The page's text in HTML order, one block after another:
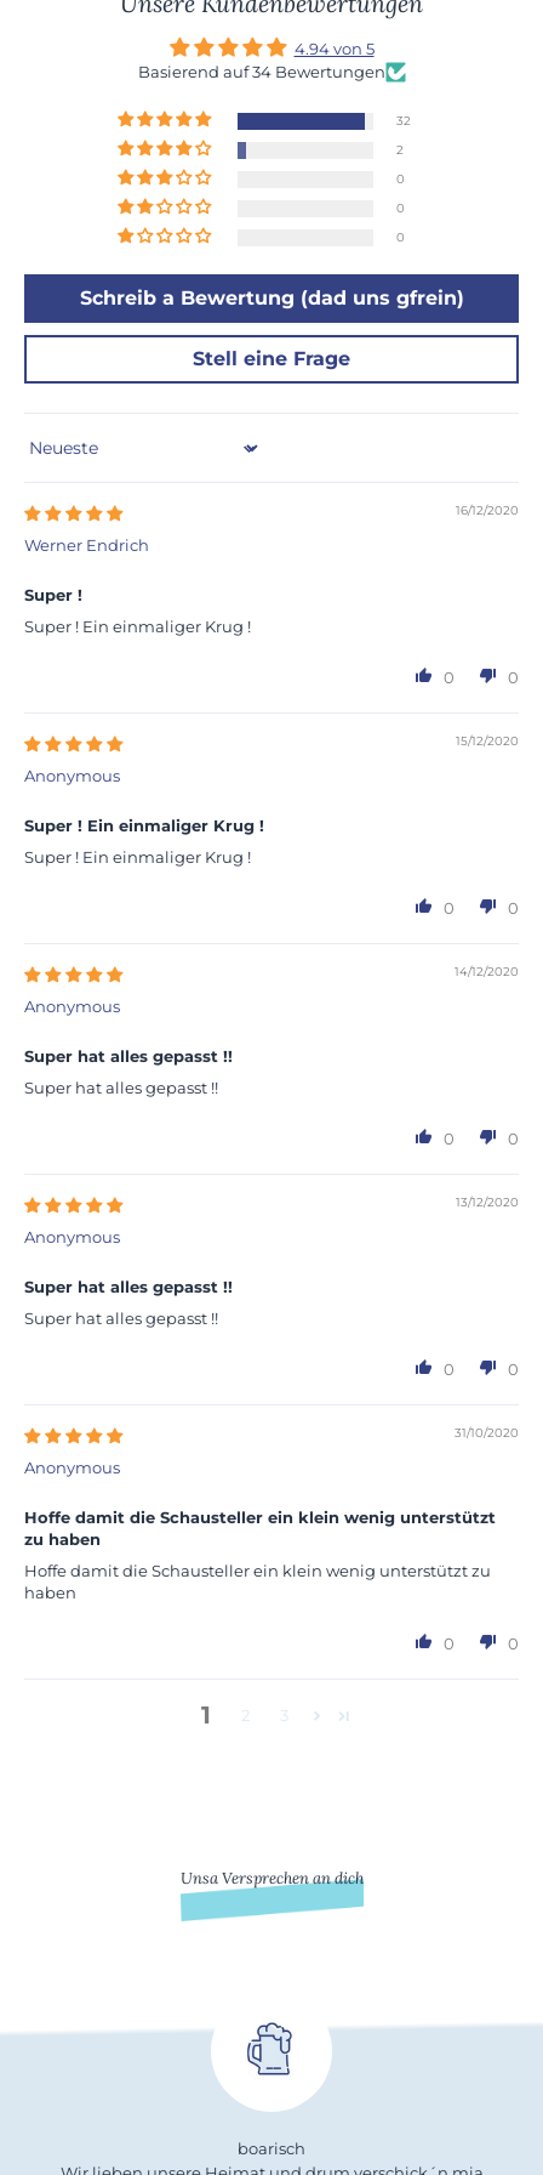
4.94 von 5
Basierend auf 34 Bewertungen
32
2
0
0
0
Schreib a Bewertung (dad uns gfrein)
Stell eine Frage
Sort by
16/12/2020
Werner Endrich
Super !
Super ! Ein einmaliger Krug !
0 0
15/12/2020
Anonymous
Super ! Ein einmaliger Krug !
Super ! Ein einmaliger Krug !
0 0
14/12/2020
Anonymous
Super hat alles gepasst !!
Super hat alles gepasst !!
0 0
13/12/2020
Anonymous
Super hat alles gepasst !!
Super hat alles gepasst !!
0 0
31/10/2020
Anonymous
Hoffe damit die Schausteller ein klein wenig unterstützt
zu haben
Hoffe damit die Schausteller ein klein wenig unterstützt zu
haben
0 0
1 2 3
Unsa Versprechen an dich
boarisch